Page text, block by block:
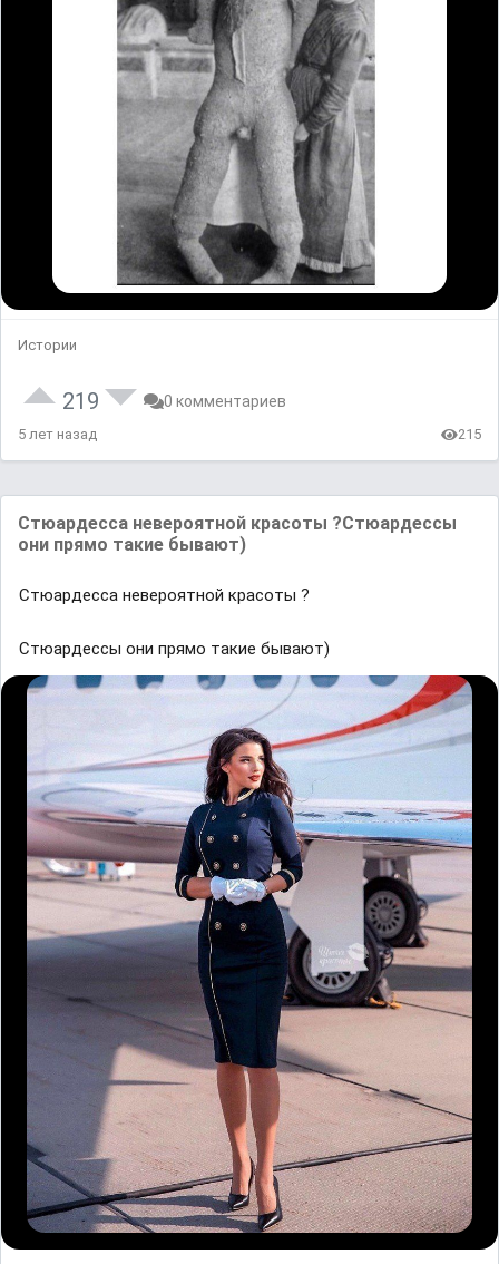
Истории
219 0 комментариев
5 лет назад 215
Стюардесса невероятной красоты ?Стюардессы
они прямо такие бывают)
Стюардесса невероятной красоты ?
Стюардессы они прямо такие бывают)